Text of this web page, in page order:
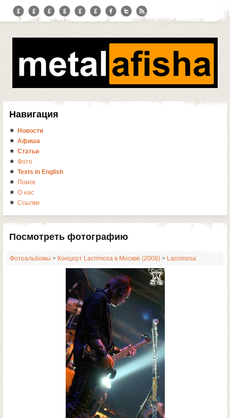
Навигация
Новости
Афиша
Статьи
Фото
Texts in English
Поиск
О нас
Ссылки
Посмотреть фотографию
Фотоальбомы > Концерт Lacrimosa в Москве (2008) > Lacrimosa